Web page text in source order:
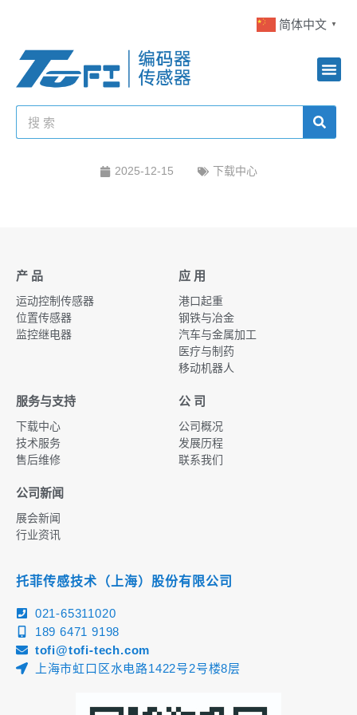
简体中文 ▼
2025-12-15 下载中心
产 品
运动控制传感器
位置传感器
监控继电器
应 用
港口起重
钢铁与冶金
汽车与金属加工
医疗与制药
移动机器人
服务与支持
下载中心
技术服务
售后维修
公 司
公司概况
发展历程
联系我们
公司新闻
展会新闻
行业资讯
托菲传感技术（上海）股份有限公司
021-65311020
189 6471 9198
tofi@tofi-tech.com
上海市虹口区水电路1422号2号楼8层